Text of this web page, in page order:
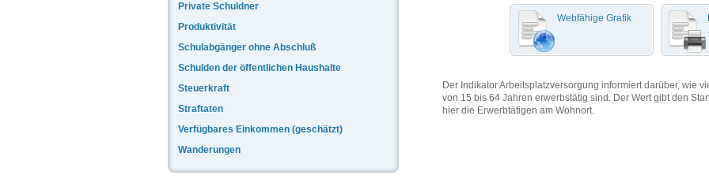
Private Schuldner
Produktivität
Schulabgänger ohne Abschluß
Schulden der öffentlichen Haushalte
Steuerkraft
Straftaten
Verfügbares Einkommen (geschätzt)
Wanderungen
Webfähige Grafik
Der Indikator Arbeitsplatzversorgung informiert darüber, wie
von 15 bis 64 Jahren erwerbstätig sind. Der Wert gibt den
hier die Erwerbtätigen am Wohnort.